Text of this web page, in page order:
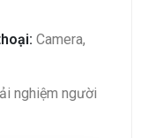
Camera,
nghiệm người